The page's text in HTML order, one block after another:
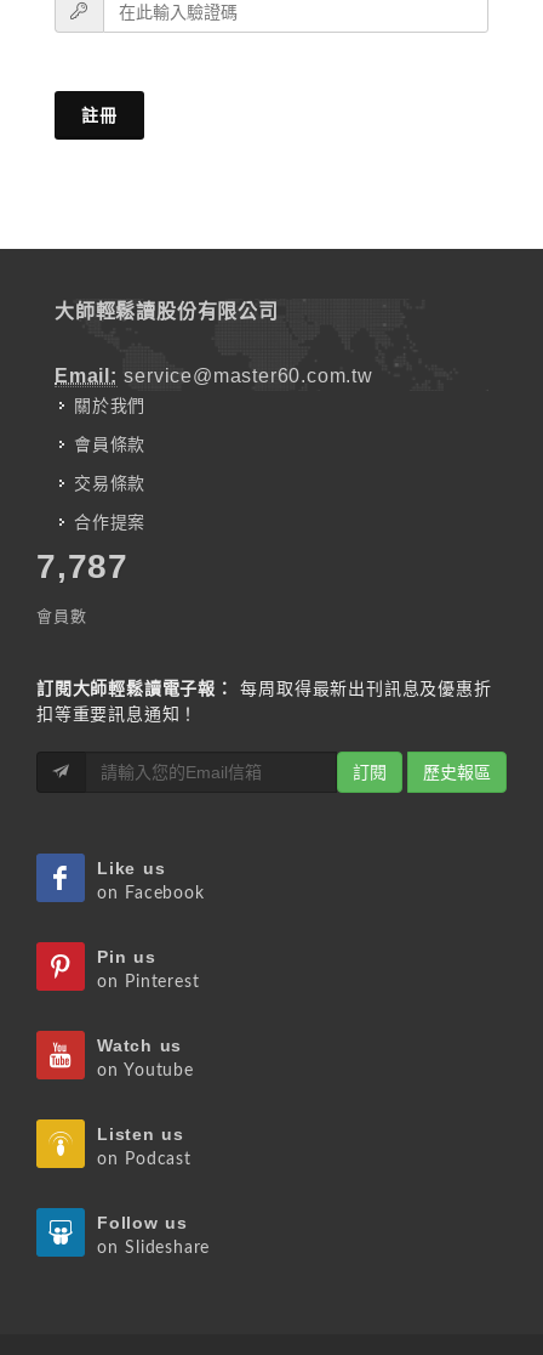
註冊
大師輕鬆讀股份有限公司
Email: service@master60.com.tw
關於我們
會員條款
交易條款
合作提案
7,787
會員數
訂閱大師輕鬆讀電子報：
每周取得最新出刊訊息及優惠折
扣等重要訊息通知！
訂閱 歷史報區
Like us
on Facebook
Pin us
on Pinterest
Watch us
on Youtube
Listen us
on Podcast
Follow us
on Slideshare